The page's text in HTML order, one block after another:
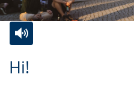
Hi!
Leichten
Audio-
Video